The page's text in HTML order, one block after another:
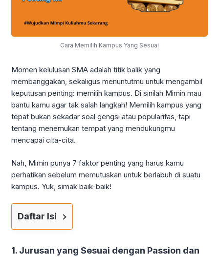
Cara Memilih Kampus Yang Sesuai
Momen kelulusan SMA adalah titik balik yang
membanggakan, sekaligus menuntutmu untuk mengambil
keputusan penting: memilih kampus. Di sinilah Mimin mau
bantu kamu agar tak salah langkah! Memilih kampus yang
tepat bukan sekadar soal gengsi atau popularitas, tapi
tentang menemukan tempat yang mendukungmu
mencapai cita-cita.
Nah, Mimin punya 7 faktor penting yang harus kamu
perhatikan sebelum memutuskan untuk berlabuh di suatu
kampus. Yuk, simak baik-baik!
Daftar Isi
1. Jurusan yang Sesuai dengan Passion dan